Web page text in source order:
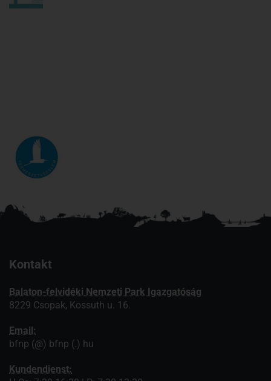
Kontakt
Balaton-felvidéki Nemzeti Park Igazgatóság
8229 Csopak, Kossuth u. 16.
Email:
bfnp (@) bfnp (.) hu
Kundendienst: